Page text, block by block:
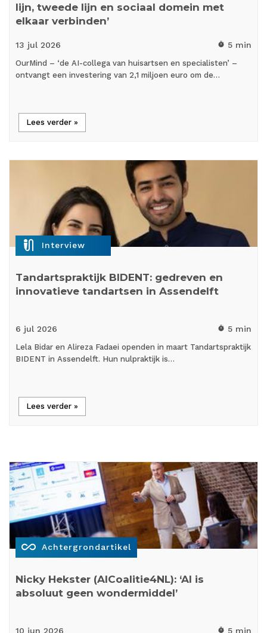
lijn, tweede lijn en sociaal domein met
elkaar verbinden’
13 jul 2026 timer 5 min
OurMind – ‘de AI-collega van huisartsen en specialisten’ –
ontvangt een investering van 2,1 miljoen euro om de…
Lees verder »
mic_external_on Interview
Tandartspraktijk BIDENT: gedreven en
innovatieve tandartsen in Assendelft
6 jul 2026 timer 5 min
Lela Bidar en Alireza Fadaei openden in maart Tandartspraktijk
BIDENT in Assendelft. Hun nulpraktijk is…
Lees verder »
all_inclusive Achtergrondartikel
Nicky Hekster (AICoalitie4NL): ‘AI is
absoluut geen wondermiddel’
10 jun 2026 timer 5 min